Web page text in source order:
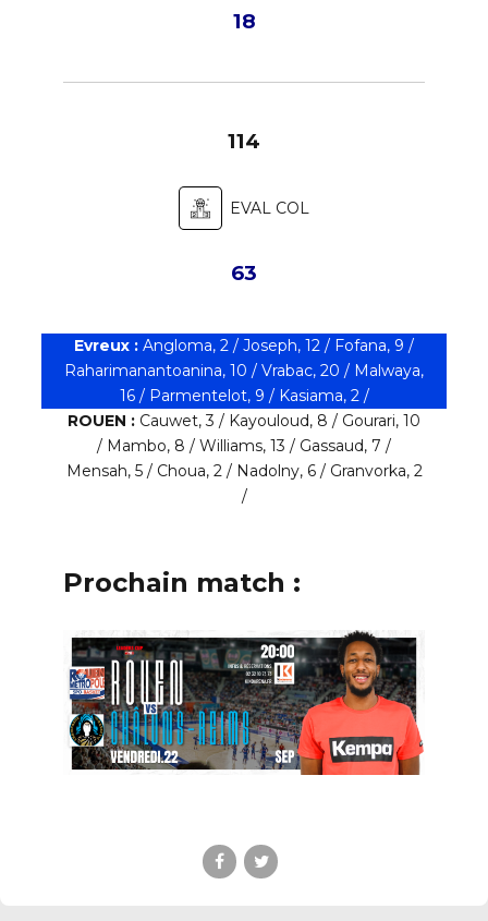
18
114
EVAL COL
63
Evreux : Angloma, 2 / Joseph, 12 / Fofana, 9 /
Raharimanantoanina, 10 / Vrabac, 20 / Malwaya,
16 / Parmentelot, 9 / Kasiama, 2 /
ROUEN : Cauwet, 3 / Kayouloud, 8 / Gourari, 10
/ Mambo, 8 / Williams, 13 / Gassaud, 7 /
Mensah, 5 / Choua, 2 / Nadolny, 6 / Granvorka, 2
/
Prochain match :